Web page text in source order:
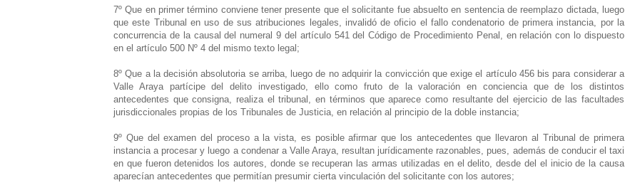
7º Que en primer término conviene tener presente que el solicitante fue absuelto en sentencia de reemplazo dictada, luego
que este Tribunal en uso de sus atribuciones legales, invalidó de oficio el fallo condenatorio de primera instancia, por la
concurrencia de la causal del numeral 9 del artículo 541 del Código de Procedimiento Penal, en relación con lo dispuesto
en el artículo 500 Nº 4 del mismo texto legal;
8º Que a la decisión absolutoria se arriba, luego de no adquirir la convicción que exige el artículo 456 bis para considerar a
Valle Araya partícipe del delito investigado, ello como fruto de la valoración en conciencia que de los distintos
antecedentes que consigna, realiza el tribunal, en términos que aparece como resultante del ejercicio de las facultades
jurisdiccionales propias de los Tribunales de Justicia, en relación al principio de la doble instancia;
9º Que del examen del proceso a la vista, es posible afirmar que los antecedentes que llevaron al Tribunal de primera
instancia a procesar y luego a condenar a Valle Araya, resultan jurídicamente razonables, pues, además de conducir el taxi
en que fueron detenidos los autores, donde se recuperan las armas utilizadas en el delito, desde del el inicio de la causa
aparecían antecedentes que permitían presumir cierta vinculación del solicitante con los autores;